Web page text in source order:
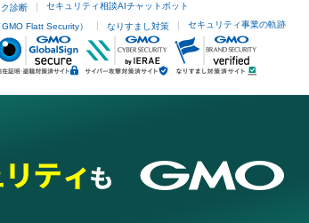
診断 セキュリティ相談AIチャットボット
Flatt Security） なりすまし対策 セキュリティ事業の軌跡